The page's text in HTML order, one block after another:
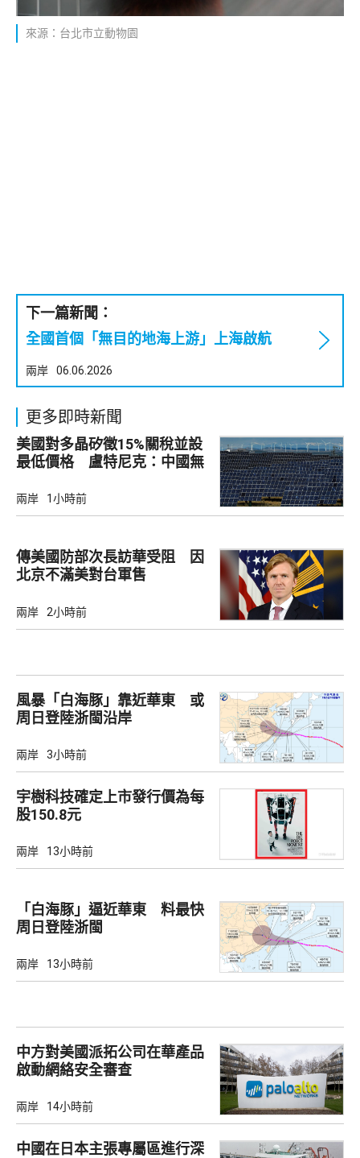
來源：台北市立動物園
下一篇新聞：
全國首個「無目的地海上游」上海啟航
兩岸 06.06.2026
更多即時新聞
美國對多晶矽徵15%關稅並設
最低價格 盧特尼克：中國無
兩岸 1小時前
傳美國防部次長訪華受阻 因
北京不滿美對台軍售
兩岸 2小時前
風暴「白海豚」靠近華東 或
周日登陸浙閩沿岸
兩岸 3小時前
宇樹科技確定上市發行價為每
股150.8元
兩岸 13小時前
「白海豚」逼近華東 料最快
周日登陸浙閩
兩岸 13小時前
中方對美國派拓公司在華產品
啟動網絡安全審查
兩岸 14小時前
中國在日本主張專屬區進行深